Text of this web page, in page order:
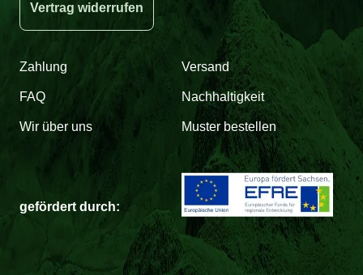
Vertrag widerrufen
Zahlung Versand
FAQ Nachhaltigkeit
Wir über uns Muster bestellen
gefördert durch: